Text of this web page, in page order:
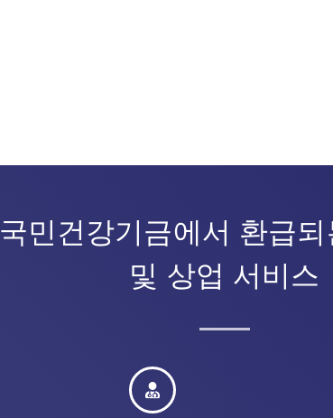
국민건강기금에서 환급되
및 상업 서비스